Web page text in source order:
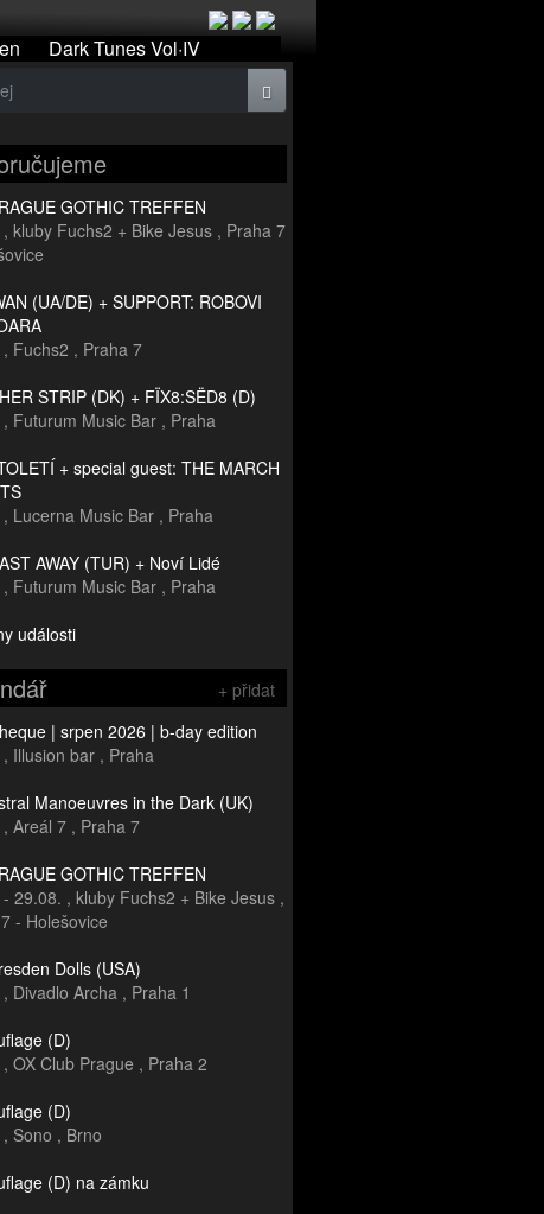
Dark Tunes Vol·IV
GOTHIC TREFFEN
, kluby Fuchs2 + Bike Jesus , Praha 7
(UA/DE) + SUPPORT: ROBOVI
, Fuchs2 , Praha 7
STRIP (DK) + FÏX8:SËD8 (D)
, Futurum Music Bar , Praha
+ special guest: THE MARCH
, Lucerna Music Bar , Praha
AWAY (TUR) + Noví Lidé
, Futurum Music Bar , Praha
události
+ přidat
| srpen 2026 | b-day edition
, Illusion bar , Praha
Manoeuvres in the Dark (UK)
, Areál 7 , Praha 7
GOTHIC TREFFEN
- 29.08. , kluby Fuchs2 + Bike Jesus ,
- Holešovice
Dolls (USA)
, Divadlo Archa , Praha 1
(D)
, OX Club Prague , Praha 2
(D)
, Sono , Brno
(D) na zámku